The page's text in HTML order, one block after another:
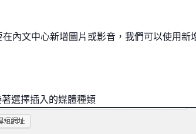
內文中心新增圖片或影音，我們可以使用新
選擇插入的媒體種類